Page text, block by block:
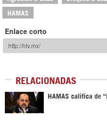
HAMAS
Enlace corto
RELACIONADAS
HAMAS califica de